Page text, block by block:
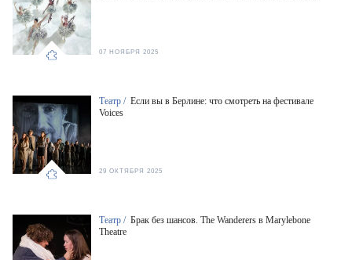
07 НОЯБРЯ 2025
Театр / Если вы в Берлине: что смотреть на фестивале
Voices
29 ОКТЯБРЯ 2025
Театр / Брак без шансов. The Wanderers в Marylebone
Theatre